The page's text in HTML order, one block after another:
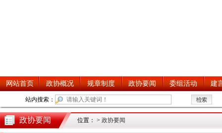
政协要闻 位置： > 政协要闻